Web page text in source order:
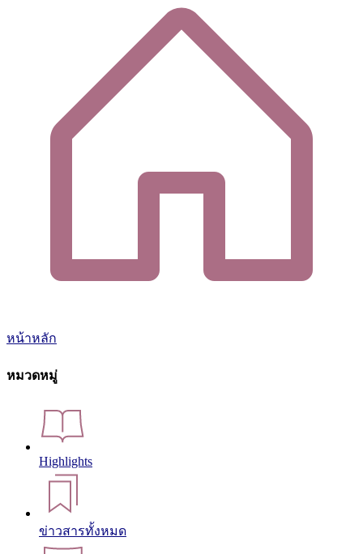
หน้าหลัก
หมวดหมู่
Highlights
ข่าวสารทั้งหมด